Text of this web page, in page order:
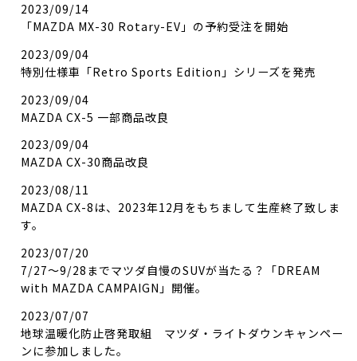
2023/09/14
「MAZDA MX-30 Rotary-EV」の予約受注を開始
2023/09/04
特別仕様車「Retro Sports Edition」シリーズを発売
2023/09/04
MAZDA CX-5 一部商品改良
2023/09/04
MAZDA CX-30商品改良
2023/08/11
MAZDA CX-8は、2023年12月をもちまして生産終了致しま
す。
2023/07/20
7/27～9/28までマツダ自慢のSUVが当たる？「DREAM
with MAZDA CAMPAIGN」開催。
2023/07/07
地球温暖化防止啓発取組 マツダ・ライトダウンキャンペー
ンに参加しました。